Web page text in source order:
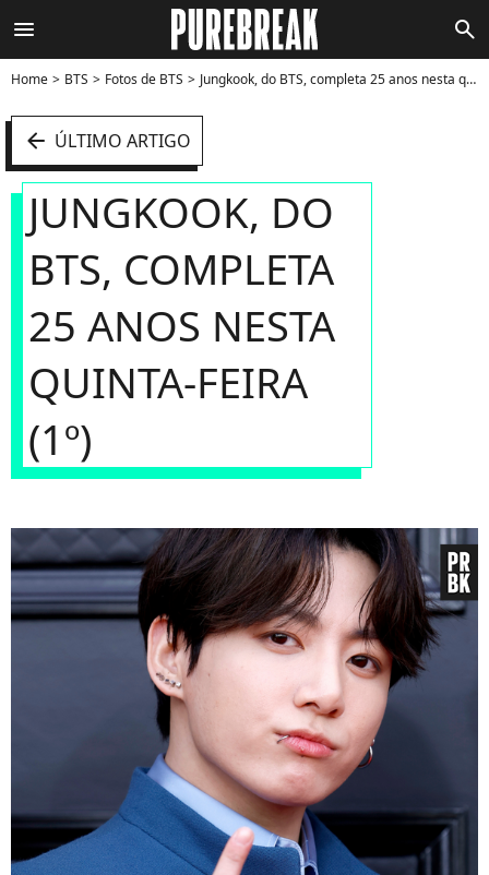
menu search
Home BTS Fotos de BTS Jungkook, do BTS, completa 25 anos nesta quinta-feira (1º) - Foto
arrow_left ÚLTIMO ARTIGO
JUNGKOOK, DO
BTS, COMPLETA
25 ANOS NESTA
QUINTA-FEIRA
(1º)